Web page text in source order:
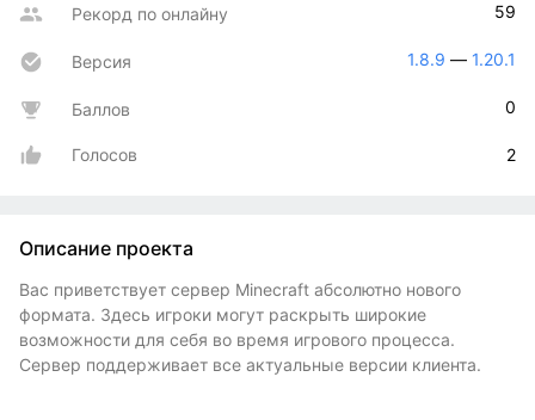
Рекорд по онлайну 59
Версия 1.8.9 — 1.20.1
Баллов 0
Голосов 2
Описание проекта
Вас приветствует сервер Minecraft абсолютно нового
формата. Здесь игроки могут раскрыть широкие
возможности для себя во время игрового процесса.
Сервер поддерживает все актуальные версии клиента.